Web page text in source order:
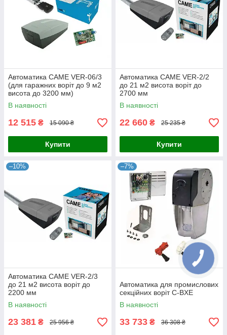
Автоматика CAME VER-06/3
(для гаражних воріт до 9 м2
висота до 3200 мм)
В наявності
12 515 ₴ 15 090 ₴
Купити
Автоматика CAME VER-2/2
до 21 м2 висота воріт до
2700 мм
В наявності
22 660 ₴ 25 235 ₴
Купити
–10%
Автоматика CAME VER-2/3
до 21 м2 висота воріт до
2200 мм
В наявності
23 381 ₴ 25 956 ₴
–7%
Автоматика для промислових
секційних воріт C-BXE
В наявності
33 733 ₴ 36 308 ₴